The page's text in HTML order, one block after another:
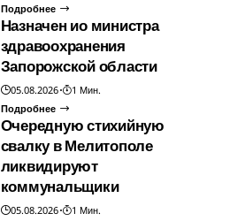
Подробнее
Назначен ио министра
здравоохранения
Запорожской области
05.08.2026
1 Мин.
Подробнее
Очередную стихийную
свалку в Мелитополе
ликвидируют
коммунальщики
05.08.2026
1 Мин.